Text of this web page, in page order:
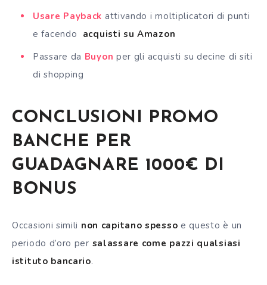
Usare Payback attivando i moltiplicatori di punti
e facendo acquisti su Amazon
Passare da Buyon per gli acquisti su decine di siti
di shopping
CONCLUSIONI PROMO
BANCHE PER
GUADAGNARE 1000€ DI
BONUS
Occasioni simili non capitano spesso e questo è un
periodo d’oro per salassare come pazzi qualsiasi
istituto bancario.